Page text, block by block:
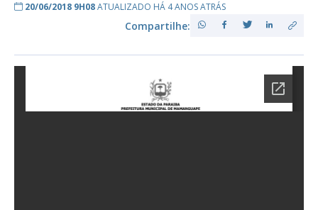
20/06/2018 9H08ATUALIZADO HÁ 4 ANOS ATRÁS
Compartilhe: